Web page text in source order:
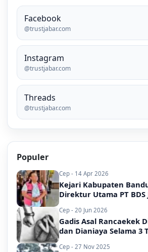
Facebook
@trustjabar.com
Instagram
@trustjabar.com
Threads
@trustjabar.com
Populer
Cep - 14 Apr 2026
Kejari Kabupaten
Direktur Utama PT BDS
Cep - 20 Jun 2026
Gadis Asal Rancaekek
dan Dianiaya Selama 3
Cep - 27 Nov 2025